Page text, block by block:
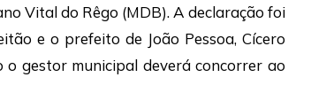
Vital do Rêgo (MDB). A declaração foi
e o prefeito de João Pessoa, Cícero
o gestor municipal deverá concorrer ao